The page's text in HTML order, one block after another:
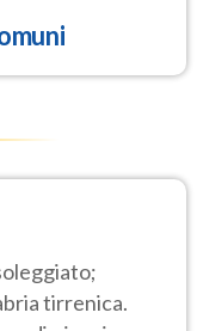
tirrenica.